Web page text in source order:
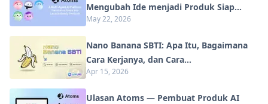
Mengubah Ide menjadi Produk Siap
Diluncurkan
May 22, 2026
Nano Banana SBTI: Apa Itu, Bagaimana
Cara Kerjanya, dan Cara
Menggunakannya di Tahun 2026
Apr 15, 2026
Ulasan Atoms — Pembuat Produk AI